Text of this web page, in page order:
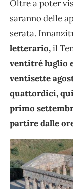
Oltre a poter
saranno delle
serata.
letterario,il
ventitré luglio
ventisette
quattordici,
primo
partire dalle